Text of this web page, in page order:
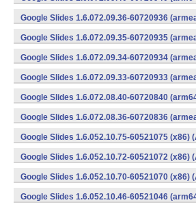
Google Slides 1.6.072.09.36-60720936
Google Slides 1.6.072.09.35-60720935
Google Slides 1.6.072.09.34-60720934
Google Slides 1.6.072.09.33-60720933
Google Slides 1.6.072.08.40-60720840
Google Slides 1.6.072.08.36-60720836
Google Slides 1.6.052.10.75-60521075 (x86)
Google Slides 1.6.052.10.72-60521072 (x86)
Google Slides 1.6.052.10.70-60521070 (x86)
Google Slides 1.6.052.10.46-60521046